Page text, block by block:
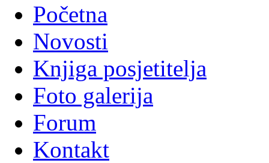
Početna
Novosti
Knjiga posjetitelja
Foto galerija
Forum
Kontakt